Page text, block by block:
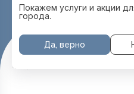
Покажем услуги и акции
города.
Да, верно
Главная Услуги и цены
ЭЭГ с видеомониторингом ночного
часа)